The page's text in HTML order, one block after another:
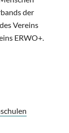
der
Vereins
ERWO+.